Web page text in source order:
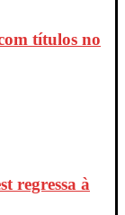
títulos no
regressa à